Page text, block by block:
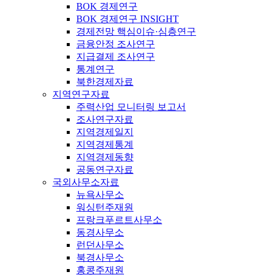
BOK 경제연구
BOK 경제연구 INSIGHT
경제전망 핵심이슈·심층연구
금융안정 조사연구
지급결제 조사연구
통계연구
북한경제자료
지역연구자료
주력산업 모니터링 보고서
조사연구자료
지역경제일지
지역경제통계
지역경제동향
공동연구자료
국외사무소자료
뉴욕사무소
워싱턴주재원
프랑크푸르트사무소
동경사무소
런던사무소
북경사무소
홍콩주재원